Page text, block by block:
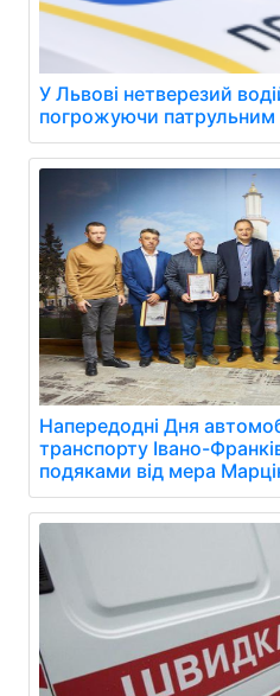
У Львові нетверезий
погрожуючи патрульним
Напередодні Дня
транспорту Івано-
подяками від мера